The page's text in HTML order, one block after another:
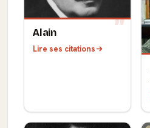
Alain
Lire ses citations